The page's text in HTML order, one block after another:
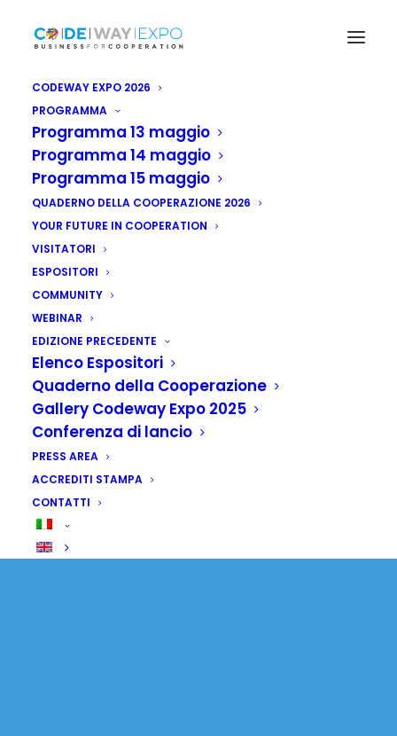
CODEWAY EXPO 2026
PROGRAMMA
Programma 13 maggio
Programma 14 maggio
Programma 15 maggio
QUADERNO DELLA COOPERAZIONE 2026
YOUR FUTURE IN COOPERATION
VISITATORI
ESPOSITORI
COMMUNITY
WEBINAR
EDIZIONE PRECEDENTE
Elenco Espositori
Quaderno della Cooperazione
Gallery Codeway Expo 2025
Conferenza di lancio
PRESS AREA
ACCREDITI STAMPA
CONTATTI